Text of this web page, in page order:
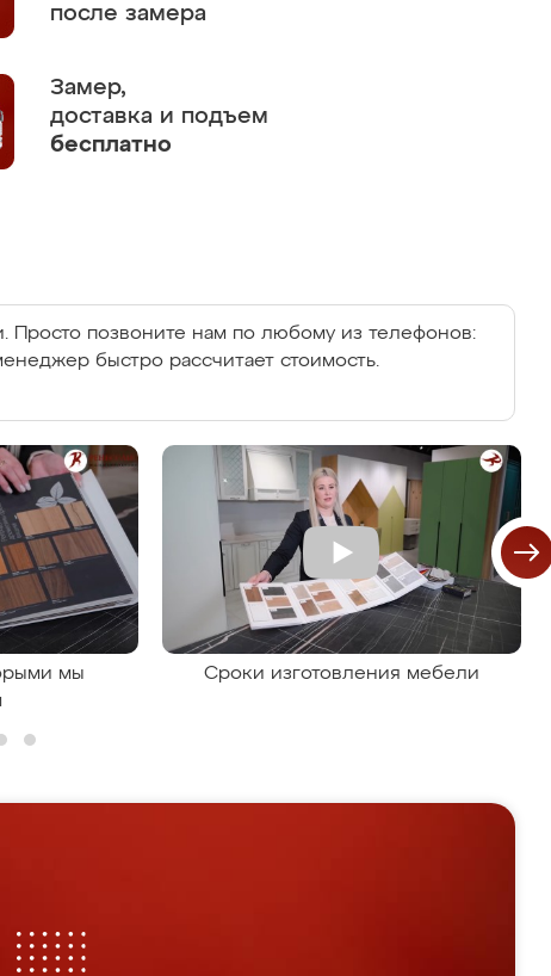
после замера
Замер,
доставка и подъем
бесплатно
Просто позвоните нам по любому из телефонов:
быстро рассчитает стоимость.
мы
Сроки изготовления мебели